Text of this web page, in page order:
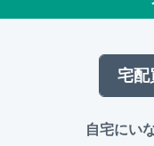
宅配
自宅にい